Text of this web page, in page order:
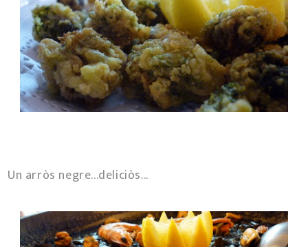
Un arròs negre...deliciòs...